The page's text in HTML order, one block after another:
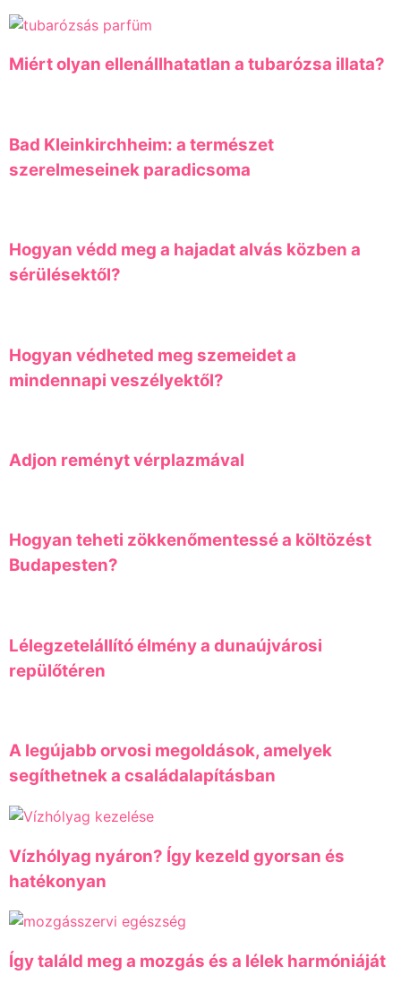
Miért olyan ellenállhatatlan a tubarózsa illata?
Bad Kleinkirchheim: a természet
szerelmeseinek paradicsoma
Hogyan védd meg a hajadat alvás közben a
sérülésektől?
Hogyan védheted meg szemeidet a
mindennapi veszélyektől?
Adjon reményt vérplazmával
Hogyan teheti zökkenőmentessé a költözést
Budapesten?
Lélegzetelállító élmény a dunaújvárosi
repülőtéren
A legújabb orvosi megoldások, amelyek
segíthetnek a családalapításban
Vízhólyag nyáron? Így kezeld gyorsan és
hatékonyan
Így találd meg a mozgás és a lélek harmóniáját